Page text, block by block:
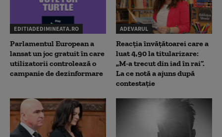
EDITIADEDIMINEATA.RO
Parlamentul European a
lansat un joc gratuit în care
utilizatorii controlează o
campanie de dezinformare
ADEVARUL
Reacția învățătoarei care a
luat 4,90 la titularizare:
„M-a trecut din iad în rai”.
La ce notă a ajuns după
contestație